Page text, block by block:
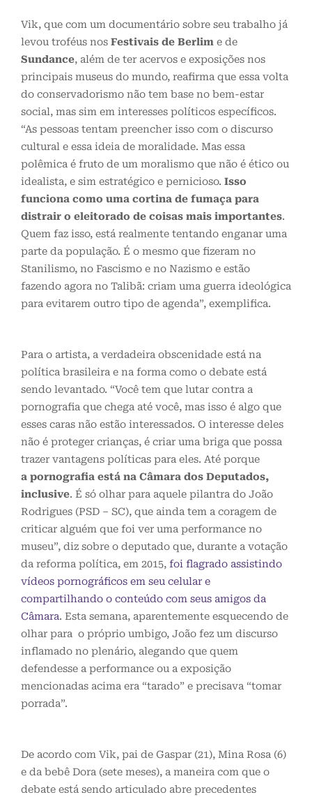
Vik, que com um documentário sobre seu trabalho já
levou troféus nos Festivais de Berlim e de
Sundance, além de ter acervos e exposições nos
principais museus do mundo, reafirma que essa volta
do conservadorismo não tem base no bem-estar
social, mas sim em interesses políticos específicos.
“As pessoas tentam preencher isso com o discurso
cultural e essa ideia de moralidade. Mas essa
polêmica é fruto de um moralismo que não é ético ou
idealista, e sim estratégico e pernicioso. Isso
funciona como uma cortina de fumaça para
distrair o eleitorado de coisas mais importantes.
Quem faz isso, está realmente tentando enganar uma
parte da população. É o mesmo que fizeram no
Stanilismo, no Fascismo e no Nazismo e estão
fazendo agora no Talibã: criam uma guerra ideológica
para evitarem outro tipo de agenda”, exemplifica.
Para o artista, a verdadeira obscenidade está na
política brasileira e na forma como o debate está
sendo levantado. “Você tem que lutar contra a
pornografia que chega até você, mas isso é algo que
esses caras não estão interessados. O interesse deles
não é proteger crianças, é criar uma briga que possa
trazer vantagens políticas para eles. Até porque
a pornografia está na Câmara dos Deputados,
inclusive. É só olhar para aquele pilantra do João
Rodrigues (PSD – SC), que ainda tem a coragem de
criticar alguém que foi ver uma performance no
museu”, diz sobre o deputado que, durante a votação
da reforma política, em 2015, foi flagrado assistindo
vídeos pornográficos em seu celular e
compartilhando o conteúdo com seus amigos da
Câmara. Esta semana, aparentemente esquecendo de
olhar para o próprio umbigo, João fez um discurso
inflamado no plenário, alegando que quem
defendesse a performance ou a exposição
mencionadas acima era “tarado” e precisava “tomar
porrada”.
De acordo com Vik, pai de Gaspar (21), Mina Rosa (6)
e da bebê Dora (sete meses), a maneira com que o
debate está sendo articulado abre precedentes